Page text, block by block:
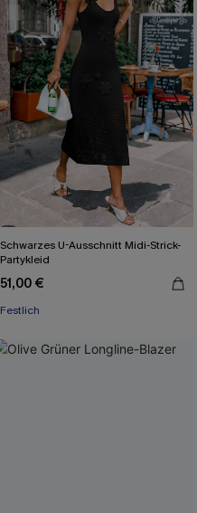
Schwarzes U-Ausschnitt Midi-Strick-
Partykleid
51,00 €
Festlich